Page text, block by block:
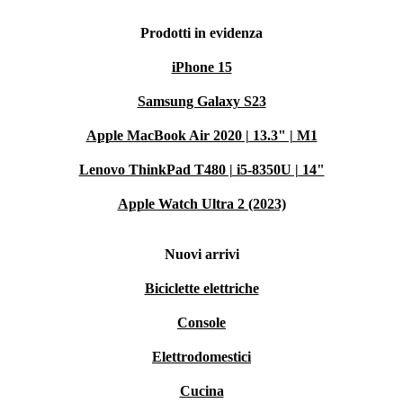
Prodotti in evidenza
iPhone 15
Samsung Galaxy S23
Apple MacBook Air 2020 | 13.3" | M1
Lenovo ThinkPad T480 | i5-8350U | 14"
Apple Watch Ultra 2 (2023)
Nuovi arrivi
Biciclette elettriche
Console
Elettrodomestici
Cucina